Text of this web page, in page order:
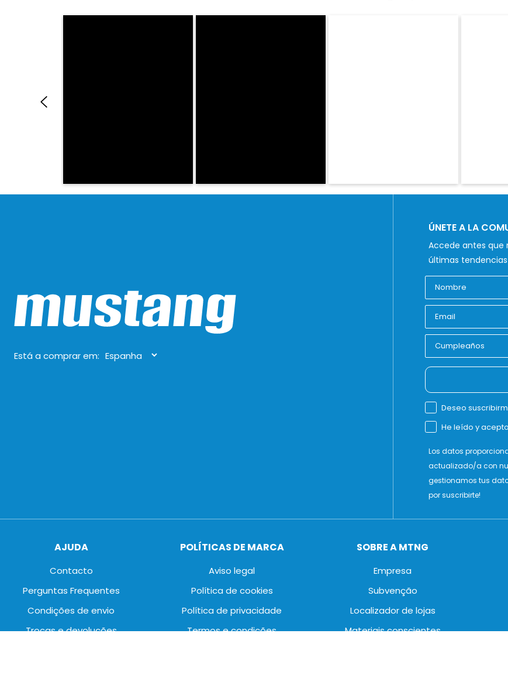
Está a comprar em:
ÚNETE A LA
Accede antes que
últimas
Deseo
He leído y
Los datos
actualizado/a con
gestionamos tus
por suscribirte!
AJUDA
Contacto
Perguntas Frequentes
Condições de envio
Trocas e devoluções
POLÍTICAS DE MARCA
Aviso legal
Política de cookies
Política de privacidade
Termos e condições
SOBRE A MTNG
Empresa
Subvenção
Localizador de lojas
Materiais conscientes